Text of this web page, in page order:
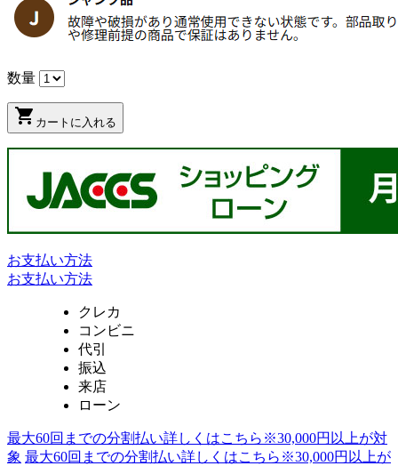
数量
shopping_cart カートに入れる
お支払い方法
お支払い方法
クレカ
コンビニ
代引
振込
来店
ローン
最大60回までの分割払い詳しくはこちら※30,000円以上が対
象 最大60回までの分割払い詳しくはこちら※30,000円以上が